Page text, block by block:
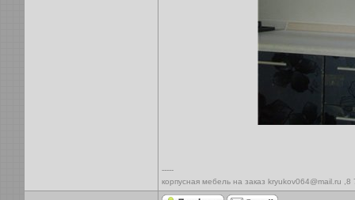
-----
корпусная мебель на заказ kryukov064@mail.ru